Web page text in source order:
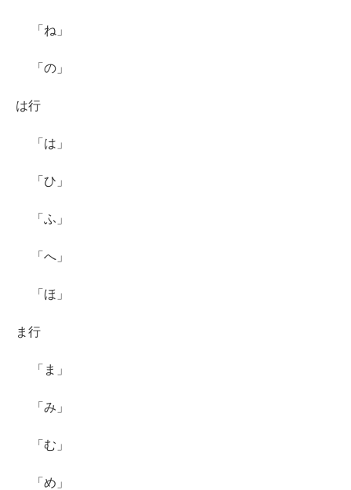
「ね」
「の」
は行
「は」
「ひ」
「ふ」
「へ」
「ほ」
ま行
「ま」
「み」
「む」
「め」